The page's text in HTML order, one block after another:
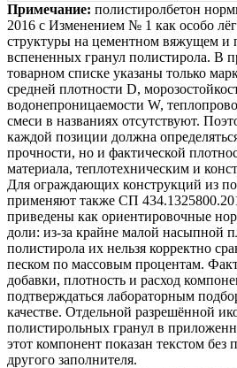
Примечание: полистиролбетон
2016 с Изменением № 1 как особо
структуры на цементном вяжущем и
вспененных гранул полистирола. В
товарном списке указаны только
средней плотности D,
водонепроницаемости W,
смеси в названиях отсутствуют.
каждой позиции должна
прочности, но и фактической
материала, теплотехническим и
Для ограждающих конструкций из
применяют также СП
приведены как ориентировочные
доли: из-за крайне малой насыпной
полистирола их нельзя корректно
песком по массовым процентам.
добавки, плотность и расход
подтверждаться лабораторным
качестве. Отдельной разрешённой
полистирольных гранул в
этот компонент показан текстом
другого заполнителя.